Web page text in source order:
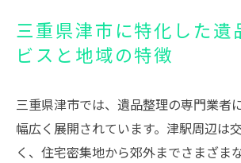
三重県津市に特化した遺
ビスと地域の特徴
三重県津市では、遺品整理の専門業者
幅広く展開されています。津駅周辺は
く、住宅密集地から郊外までさまざま